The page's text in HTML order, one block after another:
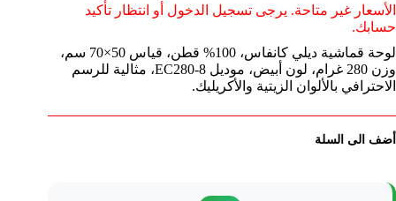
الأسعار غير متاحة. يرجى تسجيل الدخول أو انتظار تأكيد
حسابك.
لوحة قماشية ديلي كانفاس، 100% قطن، قياس 50×70 سم،
وزن 280 غرام، لون أبيض، موديل EC280-8، مثالية للرسم
الاحترافي بالألوان الزيتية والأكريليك.
أضف الى السلة